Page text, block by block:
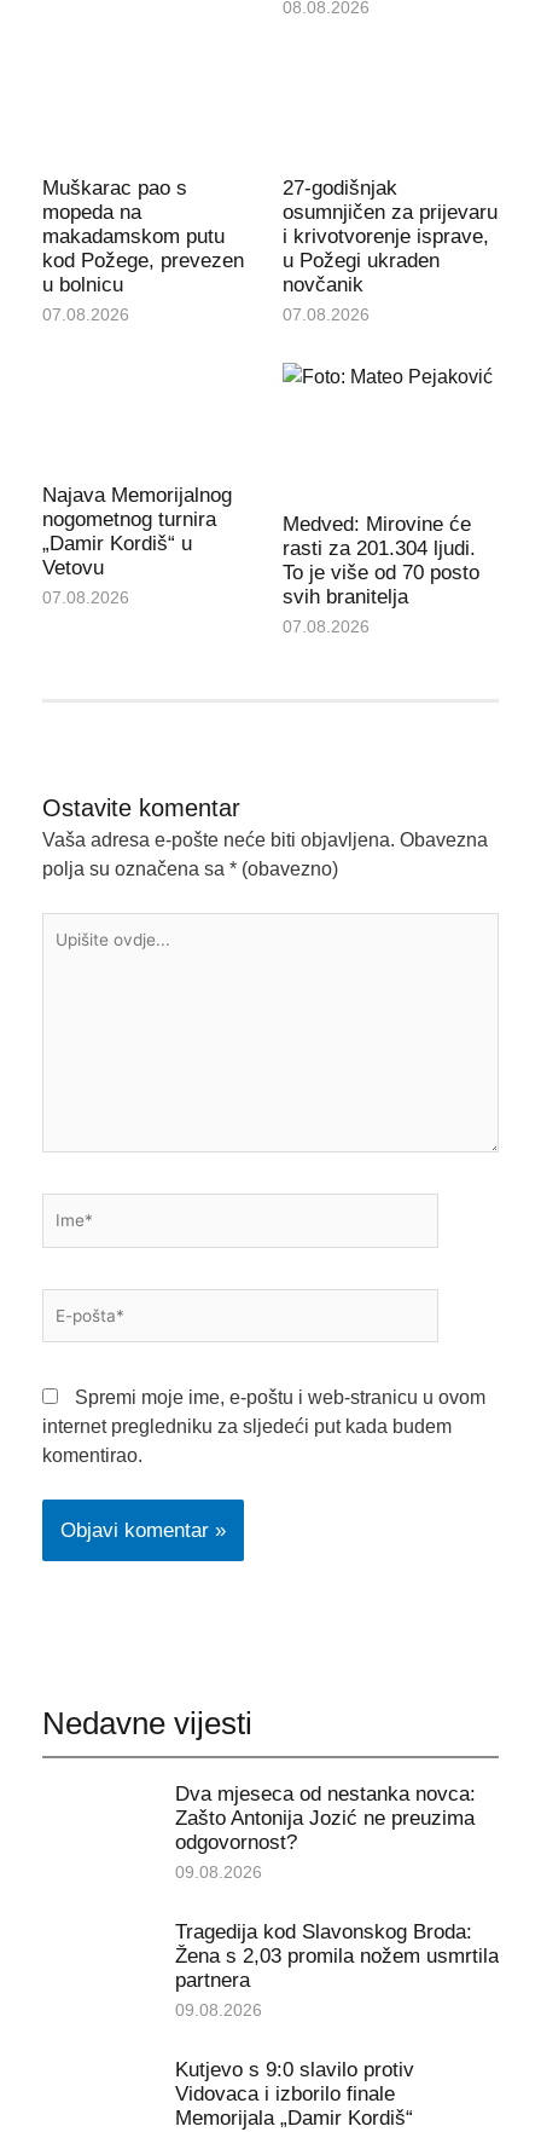
08.08.2026
Muškarac pao s
mopeda na
makadamskom putu
kod Požege, prevezen
u bolnicu
07.08.2026
27-godišnjak
osumnjičen za prijevaru
i krivotvorenje isprave,
u Požegi ukraden
novčanik
07.08.2026
Najava Memorijalnog
nogometnog turnira
„Damir Kordiš“ u
Vetovu
07.08.2026
Medved: Mirovine će
rasti za 201.304 ljudi.
To je više od 70 posto
svih branitelja
07.08.2026
Ostavite komentar
Vaša adresa e-pošte neće biti objavljena. Obavezna
polja su označena sa * (obavezno)
ovdje...
pošta*
Spremi moje ime, e-poštu i web-stranicu u ovom
internet pregledniku za sljedeći put kada budem
komentirao.
Nedavne vijesti
Dva mjeseca od nestanka novca:
Zašto Antonija Jozić ne preuzima
odgovornost?
09.08.2026
Tragedija kod Slavonskog Broda:
Žena s 2,03 promila nožem usmrtila
partnera
09.08.2026
Kutjevo s 9:0 slavilo protiv
Vidovaca i izborilo finale
Memorijala „Damir Kordiš“